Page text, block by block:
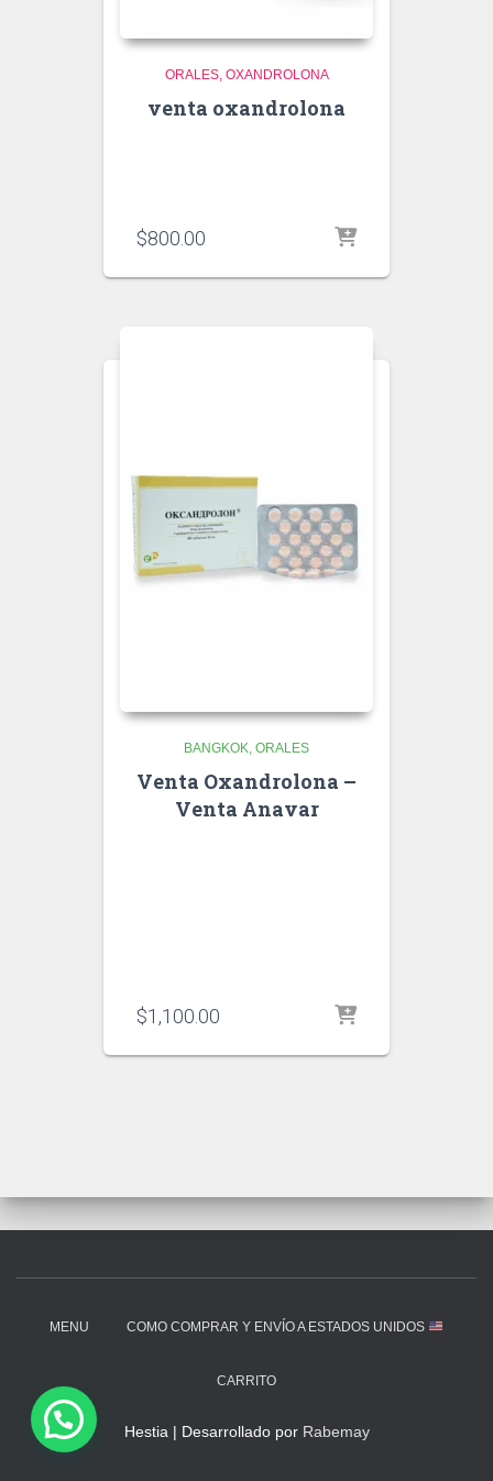
ORALES OXANDROLONA
venta oxandrolona
$800.00
BANGKOK ORALES
Venta Oxandrolona –
Venta Anavar
$1,100.00
MENU COMO COMPRAR Y ENVÍO A ESTADOS UNIDOS
CARRITO
Hestia | Desarrollado por Rabemay